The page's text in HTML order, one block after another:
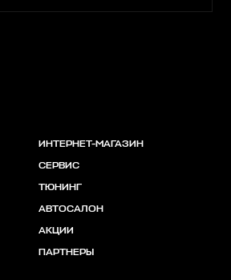
ИНТЕРНЕТ-МАГАЗИН
СЕРВИС
ТЮНИНГ
АВТОСАЛОН
АКЦИИ
ПАРТНЕРЫ